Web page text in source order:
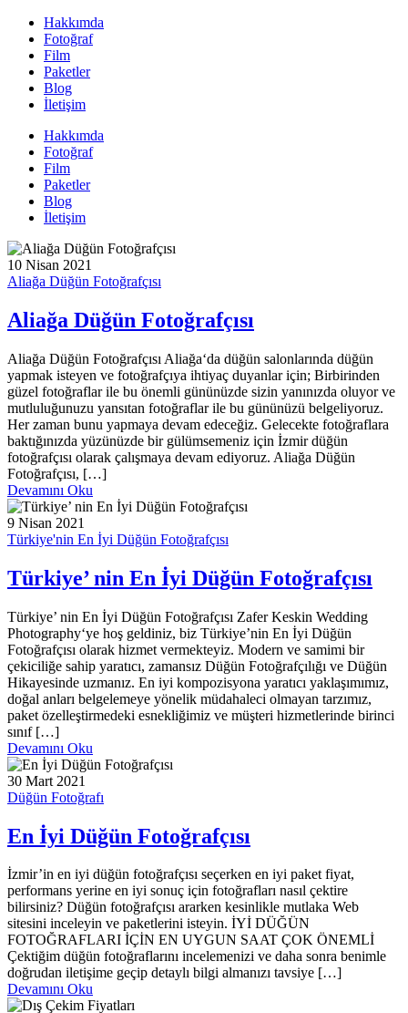
Hakkımda
Fotoğraf
Film
Paketler
Blog
İletişim
Hakkımda
Fotoğraf
Film
Paketler
Blog
İletişim
10 Nisan 2021
Aliağa Düğün Fotoğrafçısı
Aliağa Düğün Fotoğrafçısı
Aliağa Düğün Fotoğrafçısı Aliağa‘da düğün salonlarında düğün
yapmak isteyen ve fotoğrafçıya ihtiyaç duyanlar için; Birbirinden
güzel fotoğraflar ile bu önemli gününüzde sizin yanınızda oluyor ve
mutluluğunuzu yansıtan fotoğraflar ile bu gününüzü belgeliyoruz.
Her zaman bunu yapmaya devam edeceğiz. Gelecekte fotoğraflara
baktığınızda yüzünüzde bir gülümsemeniz için İzmir düğün
fotoğrafçısı olarak çalışmaya devam ediyoruz. Aliağa Düğün
Fotoğrafçısı, […]
Devamını Oku
9 Nisan 2021
Türkiye'nin En İyi Düğün Fotoğrafçısı
Türkiye’ nin En İyi Düğün Fotoğrafçısı
Türkiye’ nin En İyi Düğün Fotoğrafçısı Zafer Keskin Wedding
Photography‘ye hoş geldiniz, biz Türkiye’nin En İyi Düğün
Fotoğrafçısı olarak hizmet vermekteyiz. Modern ve samimi bir
çekiciliğe sahip yaratıcı, zamansız Düğün Fotoğrafçılığı ve Düğün
Hikayesinde uzmanız. En iyi kompozisyona yaratıcı yaklaşımımız,
doğal anları belgelemeye yönelik müdahaleci olmayan tarzımız,
paket özelleştirmedeki esnekliğimiz ve müşteri hizmetlerinde birinci
sınıf […]
Devamını Oku
30 Mart 2021
Düğün Fotoğrafı
En İyi Düğün Fotoğrafçısı
İzmir’in en iyi düğün fotoğrafçısı seçerken en iyi paket fiyat,
performans yerine en iyi sonuç için fotoğrafları nasıl çektire
bilirsiniz? Düğün fotoğrafçısı ararken kesinlikle mutlaka Web
sitesini inceleyin ve paketlerini isteyin. İYİ DÜĞÜN
FOTOĞRAFLARI İÇİN EN UYGUN SAAT ÇOK ÖNEMLİ
Çektiğim düğün fotoğraflarını incelemenizi ve daha sonra benimle
doğrudan iletişime geçip detaylı bilgi almanızı tavsiye […]
Devamını Oku